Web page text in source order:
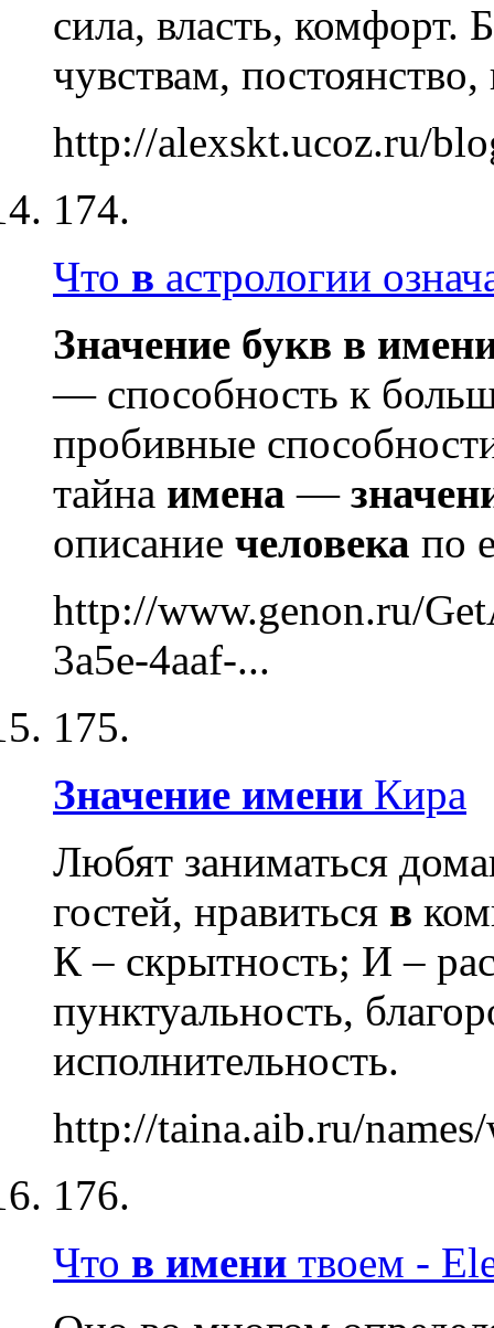
сила, власть, комфорт.
чувствам,
http://alexskt.ucoz.ru/
174.
Что в астрологии
Значение букв в
— способность к
пробивные
тайна имена —
описание человека по
http://www.genon.ru/
3a5e-4aaf-...
175.
Значение имени Кира
Любят заниматься
гостей, нравиться в
К – скрытность; И –
пунктуальность,
исполнительность.
http://taina.aib.ru/
176.
Что в имени твоем -